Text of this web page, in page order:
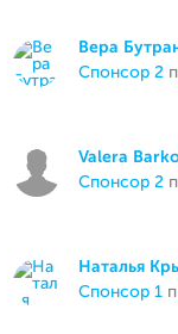
Вера
спонсор 2
Valera
спонсор 2
Наталья
спонсор 1